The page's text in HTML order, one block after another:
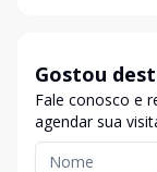
Gostou
Fale conosco e
agendar sua